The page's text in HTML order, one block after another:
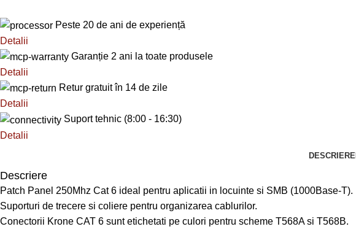
Peste 20 de ani de experiență
Detalii
Garanție 2 ani la toate produsele
Detalii
Retur gratuit în 14 de zile
Detalii
Suport tehnic (8:00 - 16:30)
Detalii
DESCRIERE
Descriere
Patch Panel 250Mhz Cat 6 ideal pentru aplicatii in locuinte si SMB (1000Base-T).
Suporturi de trecere si coliere pentru organizarea cablurilor.
Conectorii Krone CAT 6 sunt etichetati pe culori pentru scheme T568A si T568B.